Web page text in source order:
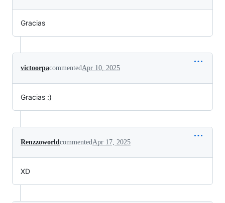
Gracias
victoorpacommentedApr 10, 2025
Gracias :)
RenzzoworldcommentedApr 17, 2025
XD